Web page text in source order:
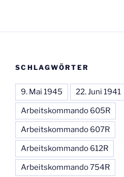
SCHLAGWÖRTER
9. Mai 1945 22. Juni 1941
Arbeitskommando 605R
Arbeitskommando 607R
Arbeitskommando 612R
Arbeitskommando 754R